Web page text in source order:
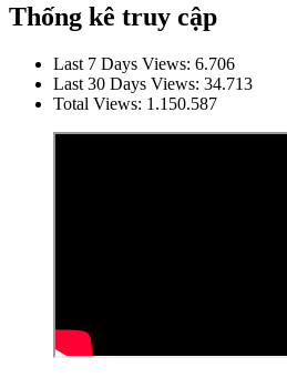
Thống kê truy cập
Last 7 Days Views: 6.706
Last 30 Days Views: 34.713
Total Views: 1.150.587